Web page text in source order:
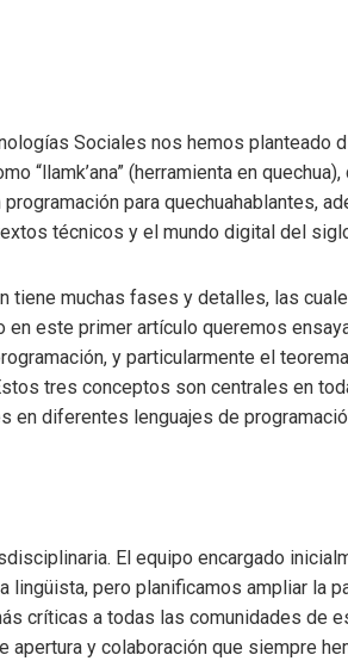
Sociales nos hemos planteado
“llamk’ana” (herramienta en
para quechuahablantes,
técnicos y el mundo digital del
tiene muchas fases y detalles, las
en este primer artículo queremos
y particularmente el
tres conceptos son centrales en
en diferentes lenguajes de
El equipo encargado
lingüista, pero planificamos ampliar la
críticas a todas las comunidades de
y colaboración que siempre